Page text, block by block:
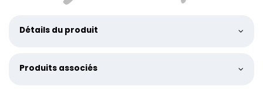
Détails du produit
Produits associés